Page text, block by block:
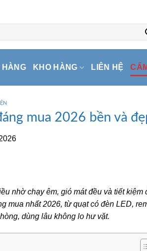
HÀNG KHO HÀNG LIÊN HỆ
mua 2026 bền và
nhờ chạy êm, gió mát đều và tiết kiệm
mua nhất 2026, từ quạt có đèn LED,
dùng lâu không lo hư vặt.